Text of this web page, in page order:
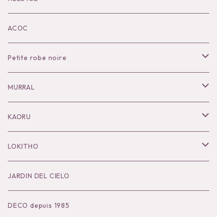
KOKO別注
ACOC
Petite robe noire
Necklace
Pierce
Bracelet／Bangle
Ring
Brooch
MURRAL
Outer
Tops
Bottoms
Dress
KAORU
Necklace
Pierce
Ear Cuff
LOKITHO
Tops
Bottoms
JARDIN DEL CIELO
DECO depuis 1985